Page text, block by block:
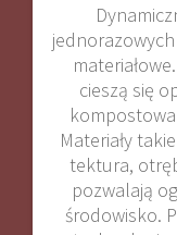
cieszą się
Materiały
tektura,
pozwalają
środowisko.